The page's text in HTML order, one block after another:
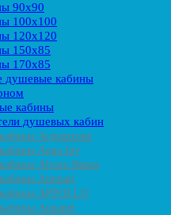
90х90
100x100
120x120
150x85
170x85
душевые кабины
кабины
душевых кабин
Acguazzone
Agua Joy
Alvaro Banos
Ammari
APPOLLO
Aquanet